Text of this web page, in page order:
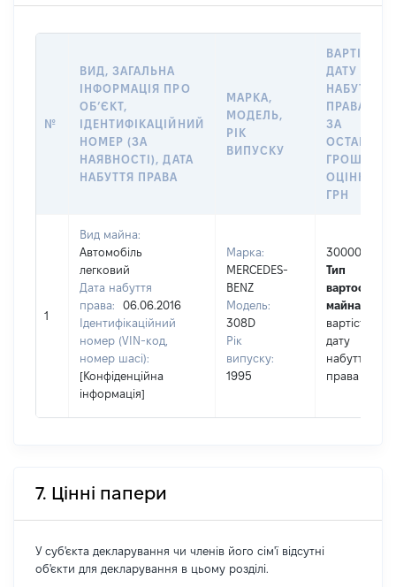
№
ВИД, ЗАГАЛЬНА
ІНФОРМАЦІЯ ПРО
ОБʼЄКТ,
ІДЕНТИФІКАЦІЙНИЙ
НОМЕР (ЗА
НАЯВНОСТІ), ДАТА
НАБУТТЯ ПРАВА
МАРКА,
МОДЕЛЬ,
РІК
ВИПУСКУ
ВАРТІСТЬ
ДАТУ
НАБУТТЯ
ПРАВА АБО
ЗА
ОЦІНКОЮ,
ГРН
1
Вид майна:
Автомобіль
легковий
Дата набуття
права:
06.06.2016
Ідентифікаційний
номер (VIN-код,
номер шасі):
[Конфіденційна
інформація]
Марка:
MERCEDES-
BENZ
Модель:
308D
Рік
випуску:
1995
30000
Тип
вартості
майна:
вартість на
дату
набуття
права
7. Цінні папери
У суб'єкта декларування чи членів його сім'ї відсутні
об'єкти для декларування в цьому розділі.